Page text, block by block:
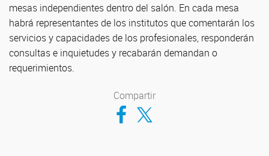
mesas independientes dentro del salón. En cada mesa
habrá representantes de los institutos que comentarán los
servicios y capacidades de los profesionales, responderán
consultas e inquietudes y recabarán demandan o
requerimientos.
Compartir
Compartir en Facebook
Compartir en Twitter